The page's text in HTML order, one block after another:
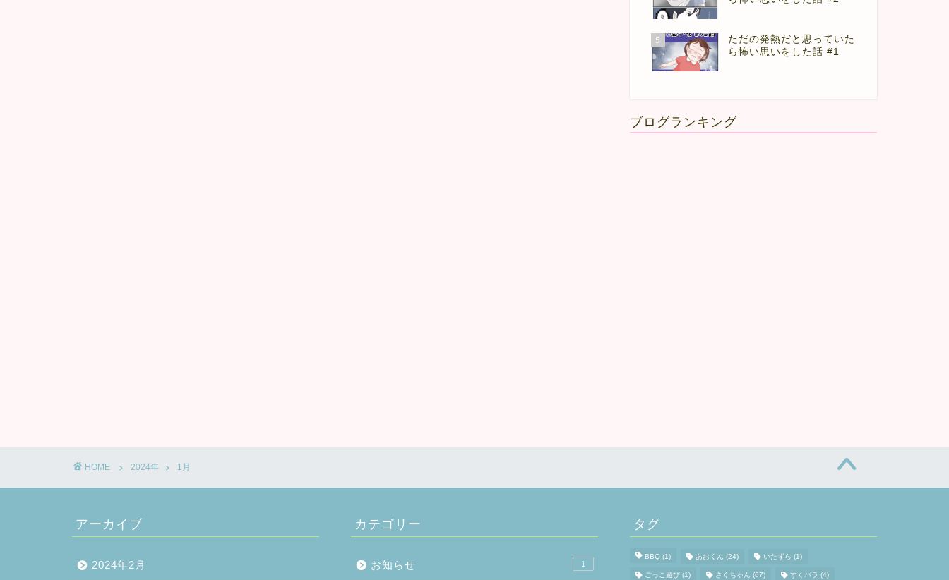
5
ただの発熱だと思っていた
ら怖い思いをした話 #1
ブログランキング
HOME 2024年 1月
アーカイブ
2024年2月
カテゴリー
お知らせ 1
タグ
BBQ (1) あおくん (24) いたずら (1)
ごっこ遊び (1) さくちゃん (67) すくパラ (4)